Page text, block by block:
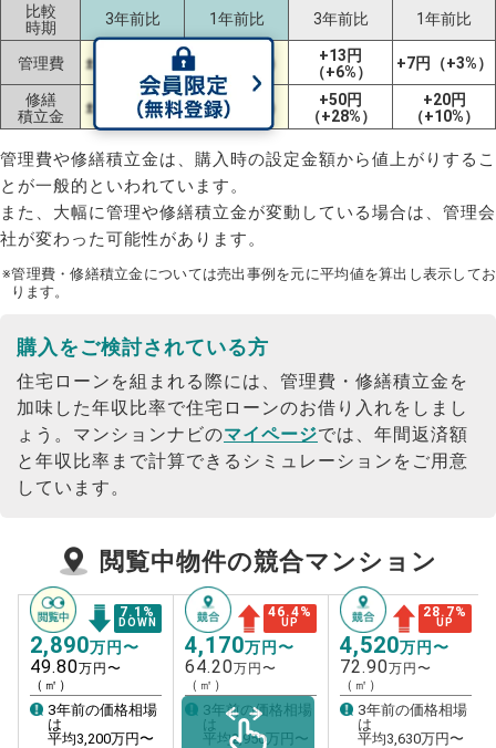
比較
時期
3年前比 1年前比 3年前比 1年前比
管理費 ±0円（±0%） ±0円（±0%）
+13円
（+6%）
+7円（+3%）
修繕
積立金
±0円（±0%） ±0円（±0%）
+50円
（+28%）
+20円
（+10%）
管理費や修繕積立金は、購入時の設定金額から値上がりするこ
とが一般的といわれています。
また、大幅に管理や修繕積立金が変動している場合は、管理会
社が変わった可能性があります。
※管理費・修繕積立金については売出事例を元に平均値を算出し表示してお
ります。
購入をご検討されている方
住宅ローンを組まれる際には、管理費・修繕積立金を
加味した年収比率で住宅ローンのお借り入れをしまし
ょう。 マンションナビのマイページでは、年間返済額
と年収比率まで計算できるシミュレーションをご用意
しています。
閲覧中物件の競合マンション
7.1 %
DOWN
2,890万円〜
49.80万円〜
（㎡）
3年前の価格相場
は
平均3,200万円〜
46.4%
UP
4,170万円〜
64.20万円〜
（㎡）
3年前の価格相場
は
平均2,950万円〜
28.7%
UP
4,520万円〜
72.90万円〜
（㎡）
3年前の価格相場
は
平均3,630万円〜